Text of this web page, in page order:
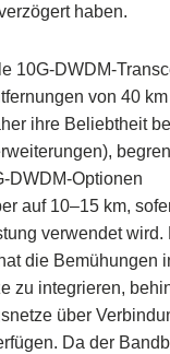
haben.
10G-DWDM-
von 40
ihre Beliebtheit
DWDM-Optionen
auf 10–15 km,
verwendet wird.
die Bemühungen
zu integrieren,
über
Da der